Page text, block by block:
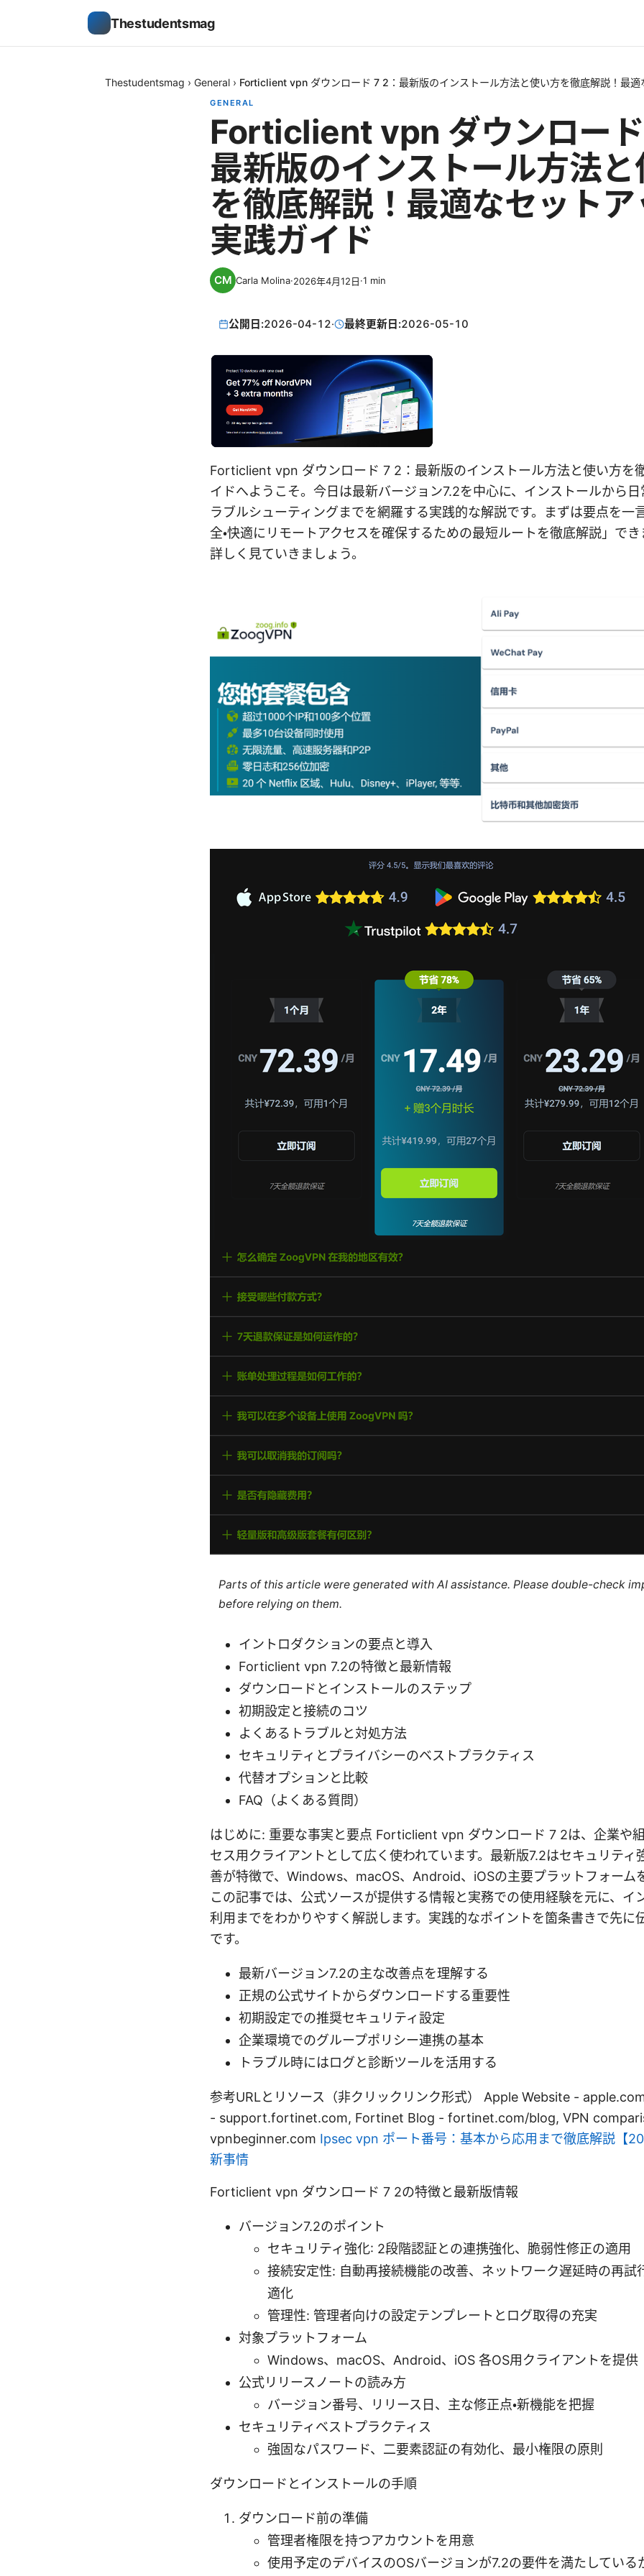
Thestudentsmag
Thestudentsmag › General › Forticlient vpn ダウンロード 7 2：最新版のインストール方法と使い方を徹底解説！最適
GENERAL
Forticlient vpn ダウンロード
最新版のインストール方法と
を徹底解説！最適なセットア
実践ガイド
Carla Molina·2026年4月12日·1 min
公開日:2026-04-12· 最終更新日:2026-05-10
Forticlient vpn ダウンロード 7 2：最新版のインストール方法と使い方を
イドへようこそ。今日は最新バージョン7.2を中心に、インストールから日
ラブルシューティングまでを網羅する実践的な解説です。まずは要点を一
全・快適にリモートアクセスを確保するための最短ルートを徹底解説」で
詳しく見ていきましょう。
Parts of this article were generated with AI assistance. Please double-check
before relying on them.
イントロダクションの要点と導入
Forticlient vpn 7.2の特徴と最新情報
ダウンロードとインストールのステップ
初期設定と接続のコツ
よくあるトラブルと対処方法
セキュリティとプライバシーのベストプラクティス
代替オプションと比較
FAQ（よくある質問）
はじめに: 重要な事実と要点 Forticlient vpn ダウンロード 7 2は、企業や
セス用クライアントとして広く使われています。最新版7.2はセキュリティ
善が特徴で、Windows、macOS、Android、iOSの主要プラットフォーム
この記事では、公式ソースが提供する情報と実務での使用経験を元に、イ
利用までをわかりやすく解説します。実践的なポイントを箇条書きで先に
です。
最新バージョン7.2の主な改善点を理解する
正規の公式サイトからダウンロードする重要性
初期設定での推奨セキュリティ設定
企業環境でのグループポリシー連携の基本
トラブル時にはログと診断ツールを活用する
参考URLとリソース（非クリックリンク形式） Apple Website -
- support.fortinet.com, Fortinet Blog - fortinet.com/blog, VPN
vpnbeginner.com Ipsec vpn ポート番号：基本から応用まで徹底解説【
新事情
Forticlient vpn ダウンロード 7 2の特徴と最新版情報
バージョン7.2のポイント
セキュリティ強化: 2段階認証との連携強化、脆弱性修正の適用
接続安定性: 自動再接続機能の改善、ネットワーク遅延時の再試
適化
管理性: 管理者向けの設定テンプレートとログ取得の充実
対象プラットフォーム
Windows、macOS、Android、iOS 各OS用クライアントを提供
公式リリースノートの読み方
バージョン番号、リリース日、主な修正点・新機能を把握
セキュリティベストプラクティス
強固なパスワード、二要素認証の有効化、最小権限の原則
ダウンロードとインストールの手順
ダウンロード前の準備
管理者権限を持つアカウントを用意
使用予定のデバイスのOSバージョンが7.2の要件を満たしている